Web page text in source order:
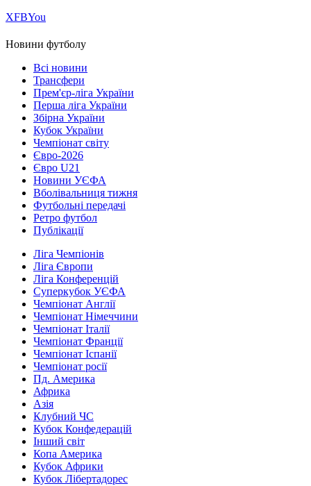
ХFBYou
Новини футболу
Всі новини
Трансфери
Прем'єр-ліга України
Перша ліга України
Збірна України
Кубок України
Чемпіонат світу
Євро-2026
Євро U21
Новини УЄФА
Вболівальниця тижня
Футбольні передачі
Ретро футбол
Публікації
Ліга Чемпіонів
Ліга Європи
Ліга Конференцій
Суперкубок УЄФА
Чемпіонат Англії
Чемпіонат Німеччини
Чемпіонат Італії
Чемпіонат Франції
Чемпіонат Іспанії
Чемпіонат росії
Пд. Америка
Африка
Азія
Клубний ЧС
Кубок Конфедерацій
Інший світ
Копа Америка
Кубок Африки
Кубок Лібертадорес